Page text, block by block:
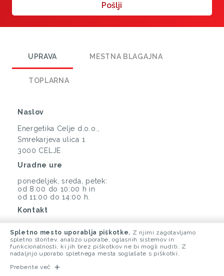
Pošlji
UPRAVA MESTNA BLAGAJNA
TOPLARNA
Naslov
Energetika Celje d.o.o.,
Smrekarjeva ulica 1
3000 CELJE
Uradne ure
ponedeljek, sreda, petek:
od 8:00 do 10:00 h in
od 11:00 do 14:00 h.
Kontakt
info@energetika-ce.si
Spletno mesto uporablja piškotke. Z njimi zagotavljamo
spletno storitev, analizo uporabe, oglasnih sistemov in
funkcionalnosti, ki jih brez piškotkov ne bi mogli nuditi. Z
nadaljnjo uporabo spletnega mesta soglašate s piškotki.
Preberite več